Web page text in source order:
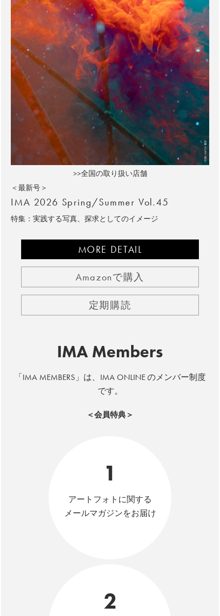
>>全国の取り扱い店舗
＜最新号＞
IMA 2026 Spring/Summer Vol.45
特集：実践する写真、探求としてのイメージ
MORE DETAIL
Amazonで購入
定期購読
IMA Members
「IMA MEMBERS」は、IMA ONLINE のメンバー制度
です。
＜会員特典＞
1
アートフォトに関する
メールマガジンをお届け
2